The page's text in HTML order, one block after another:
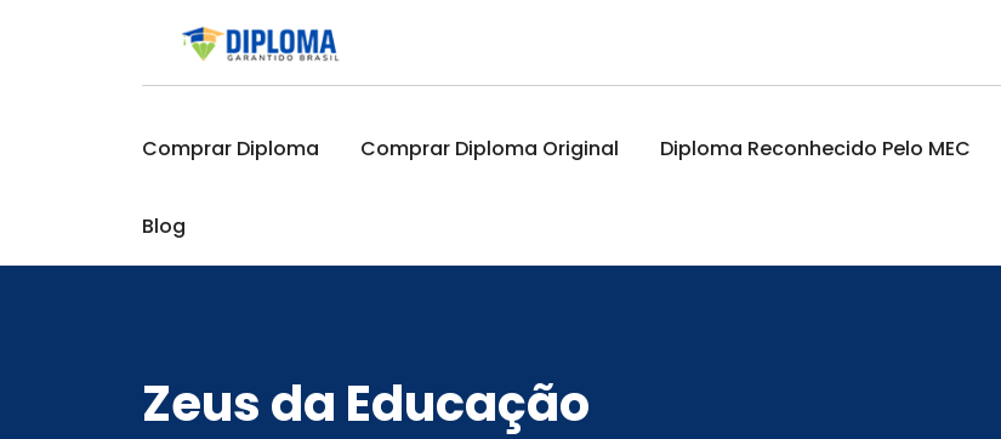
Comprar Diploma Comprar Diploma Original Diploma Reconhecido Pelo MEC
Blog
Zeus da Educação